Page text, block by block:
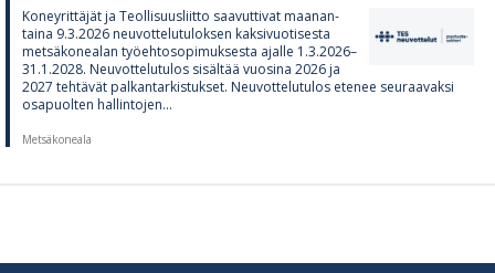
Ko­ney­rit­tä­jät ja Teol­li­suus­liitto saa­vut­ti­vat maa­nan­
taina 9.3.2026 neu­vot­te­lu­tu­lok­sen kak­si­vuo­ti­sesta
met­sä­ko­nea­lan työ­eh­to­so­pi­muk­sesta ajalle 1.3.2026–
31.1.2028. Neu­vot­te­lu­tu­los si­säl­tää vuo­sina 2026 ja
2027 teh­tä­vät pal­kan­tar­kis­tuk­set. Neu­vot­te­lu­tu­los ete­nee seu­raa­vaksi
os­a­puol­ten hal­lin­to­jen...
Metsäkoneala